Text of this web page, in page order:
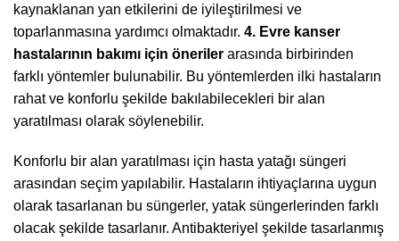
kaynaklanan yan etkilerini de iyileştirilmesi ve
toparlanmasına yardımcı olmaktadır. 4. Evre kanser
hastalarının bakımı için öneriler arasında birbirinden
farklı yöntemler bulunabilir. Bu yöntemlerden ilki hastaların
rahat ve konforlu şekilde bakılabilecekleri bir alan
yaratılması olarak söylenebilir.
Konforlu bir alan yaratılması için hasta yatağı süngeri
arasından seçim yapılabilir. Hastaların ihtiyaçlarına uygun
olarak tasarlanan bu süngerler, yatak süngerlerinden farklı
olacak şekilde tasarlanır. Antibakteriyel şekilde tasarlanmış